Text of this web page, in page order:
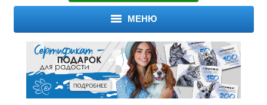
МЕНЮ
ГЛАВНАЯ
УСЛУГИ